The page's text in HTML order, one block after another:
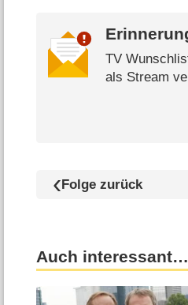
TV
als Stream
Folge zurück
Auch interessant…